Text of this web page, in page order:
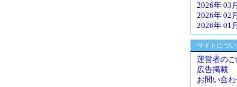
2026年 03月
2026年 02月
2026年 01月
サイトについ
運営者の
広告掲載
お問い合